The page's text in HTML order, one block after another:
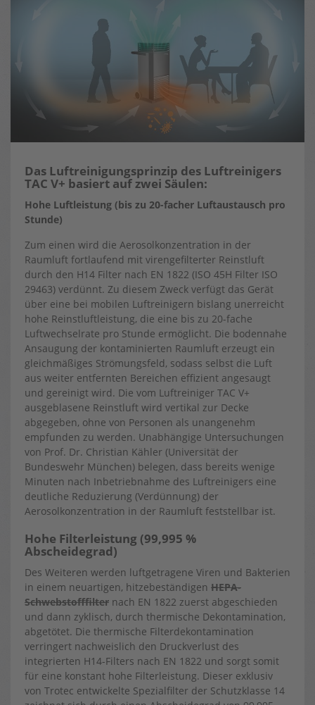
Das Luftreinigungsprinzip des Luftreinigers
TAC V+ basiert auf zwei Säulen:
Hohe Luftleistung (bis zu 20-facher Luftaustausch pro
Stunde)
Zum einen wird die Aerosolkonzentration in der
Raumluft fortlaufend mit virengefilterter Reinstluft
durch den H14 Filter nach EN 1822 (ISO 45H Filter ISO
29463) verdünnt. Zu diesem Zweck verfügt das Gerät
über eine bei mobilen Luftreinigern bislang unerreicht
hohe Reinstluftleistung, die eine bis zu 20-fache
Luftwechselrate pro Stunde ermöglicht. Die bodennahe
Ansaugung der kontaminierten Raumluft erzeugt ein
gleichmäßiges Strömungsfeld, sodass selbst die Luft
aus weiter entfernten Bereichen effizient angesaugt
und gereinigt wird. Die vom Luftreiniger TAC V+
ausgeblasene Reinstluft wird vertikal zur Decke
abgegeben, ohne von Personen als unangenehm
empfunden zu werden. Unabhängige Untersuchungen
von Prof. Dr. Christian Kähler (Universität der
Bundeswehr München) belegen, dass bereits wenige
Minuten nach Inbetriebnahme des Luftreinigers eine
deutliche Reduzierung (Verdünnung) der
Aerosolkonzentration in der Raumluft feststellbar ist.
Hohe Filterleistung (99,995 %
Abscheidegrad)
Des Weiteren werden luftgetragene Viren und Bakterien
in einem neuartigen, hitzebeständigen HEPA-
Schwebstofffilter nach EN 1822 zuerst abgeschieden
und dann zyklisch, durch thermische Dekontamination,
abgetötet. Die thermische Filterdekontamination
verringert nachweislich den Druckverlust des
integrierten H14-Filters nach EN 1822 und sorgt somit
für eine konstant hohe Filterleistung. Dieser exklusiv
von Trotec entwickelte Spezialfilter der Schutzklasse 14